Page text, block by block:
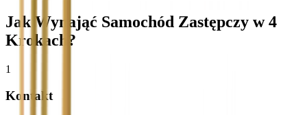
Jak Wynająć Samochód Zastępczy w 4
Krokach?
1
Kontakt